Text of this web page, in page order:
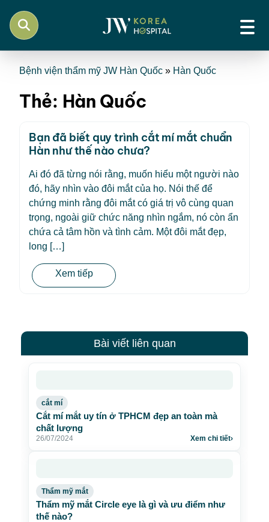
Bệnh viện thẩm mỹ JW Hàn Quốc » Hàn Quốc
Thẻ: Hàn Quốc
Bạn đã biết quy trình cắt mí mắt chuẩn
Hàn như thế nào chưa?
Ai đó đã từng nói rằng, muốn hiểu một người nào
đó, hãy nhìn vào đôi mắt của họ. Nói thế để
chứng minh rằng đôi mắt có giá trị vô cùng quan
trọng, ngoài giữ chức năng nhìn ngắm, nó còn ẩn
chứa cả tâm hồn và tình cảm. Một đôi mắt đẹp,
long […]
Xem tiếp
Bài viết liên quan
cắt mí
Cắt mí mắt uy tín ở TPHCM đẹp an toàn mà
chất lượng
26/07/2024 Xem chi tiết›
Thẩm mỹ mắt
Thẩm mỹ mắt Circle eye là gì và ưu điểm như
thế nào?